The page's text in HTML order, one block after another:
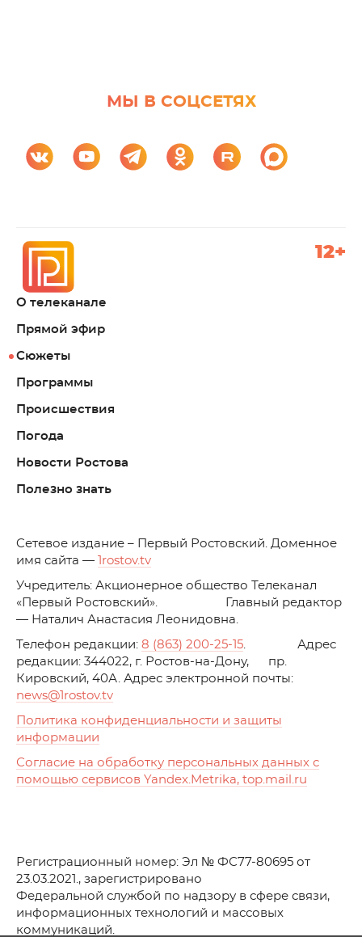
МЫ В СОЦСЕТЯХ
О телеканале
Прямой эфир
Сюжеты
Программы
Происшествия
Погода
Новости Ростова
Полезно знать
12+
Cетевое издание – Первый Ростовский. Доменное
имя сайта —
1rostov.tv
Учредитель: Акционерное общество Телеканал
«Первый Ростовский». Главный редактор
— Наталич Анастасия Леонидовна.
Телефон редакции: 8 (863) 200-25-15. Адрес
редакции: 344022, г. Ростов-на-Дону, пр.
Кировский, 40А. Адрес электронной почты:
news@1rostov.tv
Политика конфиденциальности и защиты
информации
Согласие на обработку персональных данных с
помощью сервисов Yandex.Metrika, top.mail.ru
Регистрационный номер: Эл № ФС77-80695 от
23.03.2021., зарегистрировано
Федеральной службой по надзору в сфере связи,
информационных технологий и массовых
коммуникаций.